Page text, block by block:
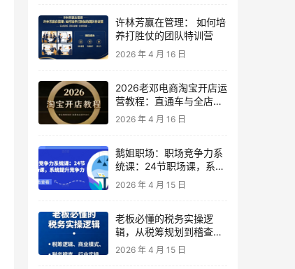
许林芳赢在管理： 如何培
养打胜仗的团队特训营
2026 年 4 月 16 日
2026老邓电商淘宝开店运
营教程：直通车与全店推
广系统课
2026 年 4 月 16 日
鹅姐职场：职场竞争力系
统课：24节职场课，系统
提升竞争力
2026 年 4 月 15 日
老板必懂的税务实操逻
辑，从税筹规划到稽查应
对，为企业稳健增长保驾
2026 年 4 月 15 日